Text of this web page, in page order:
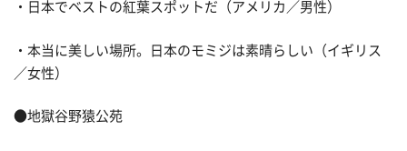
・日本でベストの紅葉スポットだ（アメリカ／男性）
・本当に美しい場所。日本のモミジは素晴らしい（イギリス
／女性）
●地獄谷野猿公苑